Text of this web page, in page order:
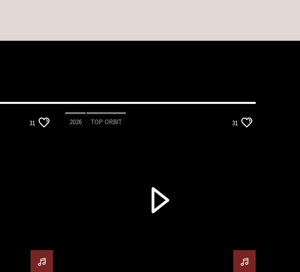
31 2026 TOP ORBIT 31